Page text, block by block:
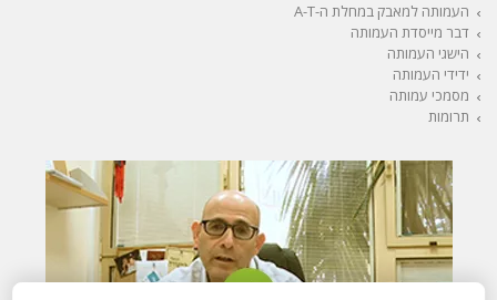
העמותה למאבק במחלת ה-A-T
דבר מייסדת העמותה
הישגי העמותה
ידידי העמותה
מסמכי עמותה
תרומות